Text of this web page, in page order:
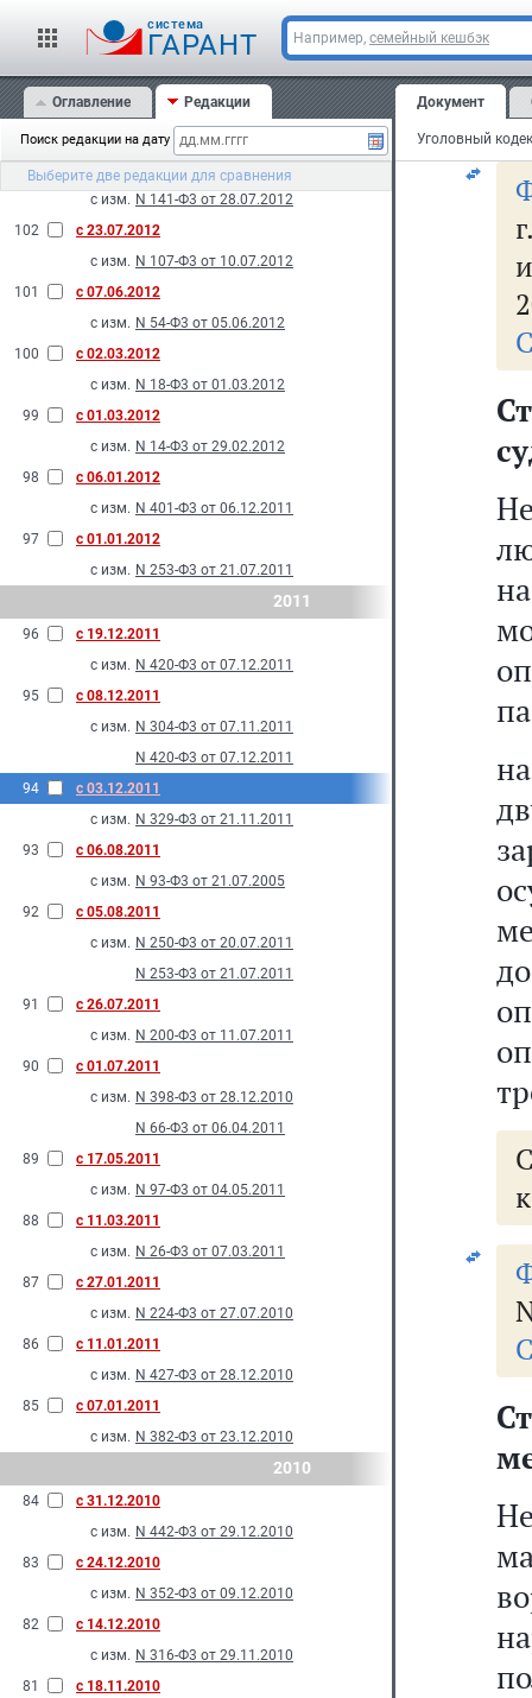
cистема
ГАРАНТ Например, семейный кешбэк
Оглавление Редакции
Поиск редакции на дату
Выберите две редакции для сравнения
N 121-Ф3 от 20.07.2012
105
с 14.11.2012
с изм. N 190-Ф3 от 12.11.2012
104
с 28.10.2012
с изм. N 172-Ф3 от 16.10.2012
103
с 10.08.2012
с изм. N 141-Ф3 от 28.07.2012
102
с 23.07.2012
с изм. N 107-Ф3 от 10.07.2012
101
с 07.06.2012
с изм. N 54-Ф3 от 05.06.2012
100
с 02.03.2012
с изм. N 18-Ф3 от 01.03.2012
99
с 01.03.2012
с изм. N 14-Ф3 от 29.02.2012
98
с 06.01.2012
с изм. N 401-Ф3 от 06.12.2011
97
с 01.01.2012
с изм. N 253-Ф3 от 21.07.2011
2011
96
с 19.12.2011
с изм. N 420-Ф3 от 07.12.2011
95
с 08.12.2011
с изм. N 304-Ф3 от 07.11.2011
N 420-Ф3 от 07.12.2011
94
с 03.12.2011
с изм. N 329-Ф3 от 21.11.2011
93
с 06.08.2011
с изм. N 93-Ф3 от 21.07.2005
92
с 05.08.2011
с изм. N 250-Ф3 от 20.07.2011
N 253-Ф3 от 21.07.2011
91
с 26.07.2011
с изм. N 200-Ф3 от 11.07.2011
90
с 01.07.2011
с изм. N 398-Ф3 от 28.12.2010
N 66-Ф3 от 06.04.2011
89
с 17.05.2011
с изм. N 97-Ф3 от 04.05.2011
88
с 11.03.2011
с изм. N 26-Ф3 от 07.03.2011
87
с 27.01.2011
с изм. N 224-Ф3 от 27.07.2010
86
с 11.01.2011
с изм. N 427-Ф3 от 28.12.2010
85
с 07.01.2011
с изм. N 382-Ф3 от 23.12.2010
2010
84
с 31.12.2010
с изм. N 442-Ф3 от 29.12.2010
83
с 24.12.2010
с изм. N 352-Ф3 от 09.12.2010
82
с 14.12.2010
с изм. N 316-Ф3 от 29.11.2010
81
с 18.11.2010
Документ